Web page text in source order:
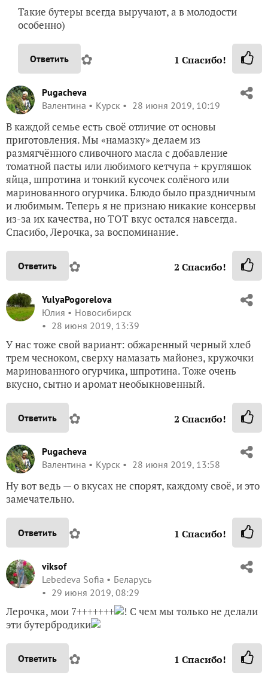
Такие бутеры всегда выручают, а в молодости
особенно)
Ответить ✿ 1 Спасибо!
Pugacheva
Валентина
Курск 28 июня 2019, 10:19
В каждой семье есть своё отличие от основы
приготовления. Мы «намазку» делаем из
размягчённого сливочного масла с добавление
томатной пасты или любимого кетчупа + кругляшок
яйца, шпротина и тонкий кусочек солёного или
маринованного огурчика. Блюдо было праздничным
и любимым. Теперь я не признаю никакие консервы
из-за их качества, но ТОТ вкус остался навсегда.
Спасибо, Лерочка, за воспоминание.
Ответить ✿ 2 Спасибо!
YulyaPogorelova
Юлия
Новосибирск
28 июня 2019, 13:39
У нас тоже свой вариант: обжаренный черный хлеб
трем чесноком, сверху намазать майонез, кружочки
маринованного огурчика, шпротина. Тоже очень
вкусно, сытно и аромат необыкновенный.
Ответить ✿ 2 Спасибо!
Pugacheva
Валентина
Курск 28 июня 2019, 13:58
Ну вот ведь — о вкусах не спорят, каждому своё, и это
замечательно.
Ответить ✿ 1 Спасибо!
viksof
Lebedeva Sofia
Беларусь
29 июня 2019, 08:29
Лерочка, мои 7+++++++
! С чем мы только не делали
эти бутербродики
Ответить ✿ 1 Спасибо!